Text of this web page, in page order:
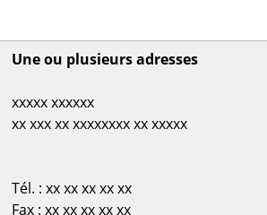
Une ou plusieurs adresses
xxxxx xxxxxx
xx xxx xx xxxxxxxx xx xxxxx
Tél. : xx xx xx xx xx
Fax : xx xx xx xx xx